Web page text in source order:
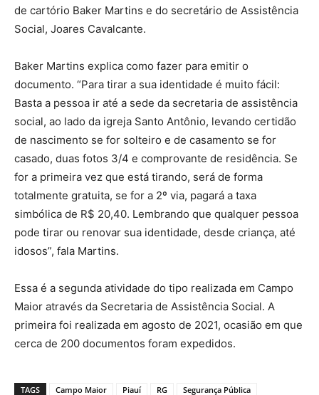
de cartório Baker Martins e do secretário de Assistência
Social, Joares Cavalcante.
Baker Martins explica como fazer para emitir o
documento. “Para tirar a sua identidade é muito fácil:
Basta a pessoa ir até a sede da secretaria de assistência
social, ao lado da igreja Santo Antônio, levando certidão
de nascimento se for solteiro e de casamento se for
casado, duas fotos 3/4 e comprovante de residência. Se
for a primeira vez que está tirando, será de forma
totalmente gratuita, se for a 2º via, pagará a taxa
simbólica de R$ 20,40. Lembrando que qualquer pessoa
pode tirar ou renovar sua identidade, desde criança, até
idosos”, fala Martins.
Essa é a segunda atividade do tipo realizada em Campo
Maior através da Secretaria de Assistência Social. A
primeira foi realizada em agosto de 2021, ocasião em que
cerca de 200 documentos foram expedidos.
TAGS Campo Maior Piauí RG Segurança Pública